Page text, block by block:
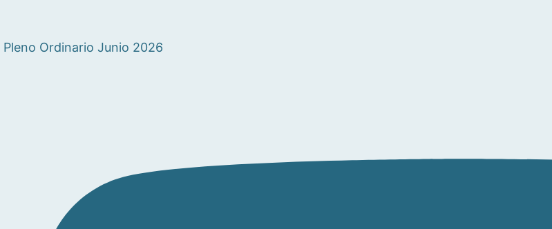
Pleno Ordinario Junio 2026